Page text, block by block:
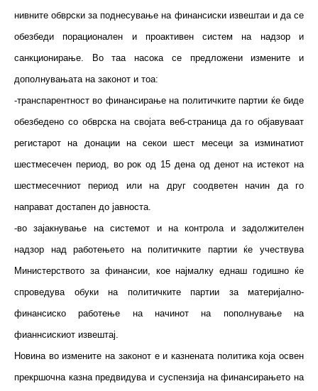
нивните обврски за поднесување на финансиски извештаи и да се
обезбеди порационален и проактивен систем на надзор и
санкционирање. Во таа насока се предложени измените и
дополнувањата на законот и тоа:
-транспарентност во финансирање на политичките партии ќе биде
обезбедено со обврска на својата веб-страница да го објавуваат
регистарот на донации на секои шест месеци за изминатиот
шестмесечен период, во рок од 15 дена од денот на истекот на
шестмесечниот период или на друг соодветен начин да го
направат достапен до јавноста.
-во зајакнување на системот и на контрола и задолжителен
надзор над работењето на политичките партии ќе учествува
Министерството за финансии, кое најмалку еднаш годишно ќе
спроведува обуки на политичките партии за материјално-
финансиско работење на начинот на пополнување на
фианнсискиот извештај.
Новина во измените на законот е и казнената политика која освен
прекршочна казна предвидува и суспензија на финансирањето на